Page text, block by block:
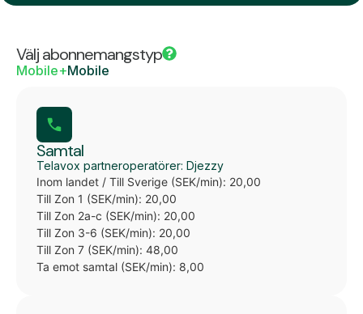
Välj abonnemangstyp
Mobile+Mobile
Samtal
Telavox partneroperatörer: Djezzy
Inom landet / Till Sverige (SEK/min): 20,00
Till Zon 1 (SEK/min): 20,00
Till Zon 2a-c (SEK/min): 20,00
Till Zon 3-6 (SEK/min): 20,00
Till Zon 7 (SEK/min): 48,00
Ta emot samtal (SEK/min): 8,00